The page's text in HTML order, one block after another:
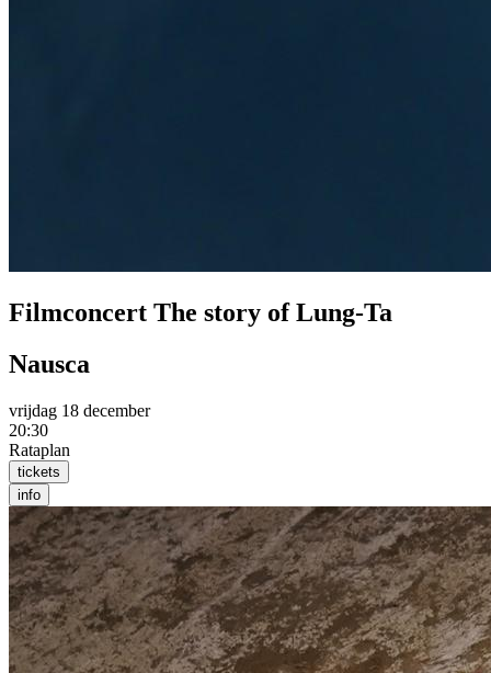
Filmconcert The story of Lung-Ta
Nausca
vrijdag 18 december
20:30
Rataplan
tickets
info